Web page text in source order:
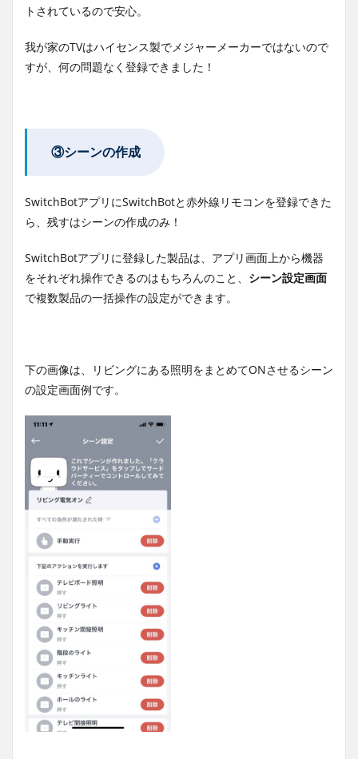
トされているので安心。
我が家のTVはハイセンス製でメジャーメーカーではないので
すが、何の問題なく登録できました！
③シーンの作成
SwitchBotアプリにSwitchBotと赤外線リモコンを登録できた
ら、残すはシーンの作成のみ！
SwitchBotアプリに登録した製品は、アプリ画面上から機器
をそれぞれ操作できるのはもちろんのこと、 シーン設定画面
で複数製品の一括操作の設定ができます。
下の画像は、リビングにある照明をまとめてONさせるシーン
の設定画面例です。